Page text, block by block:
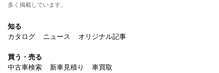
多く掲載しています。
知る
カタログ
ニュース オリジナル記事
買う・売る
中古車検索
新車見積り 車買取